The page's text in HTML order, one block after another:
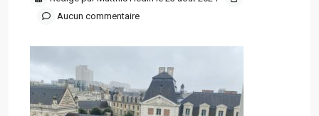
Aucun commentaire